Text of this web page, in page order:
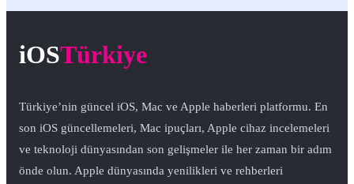
iOSTürkiye
Türkiye’nin güncel iOS, Mac ve Apple haberleri platformu. En
son iOS güncellemeleri, Mac ipuçları, Apple cihaz incelemeleri
ve teknoloji dünyasından son gelişmeler ile her zaman bir adım
önde olun. Apple dünyasında yenilikleri ve rehberleri